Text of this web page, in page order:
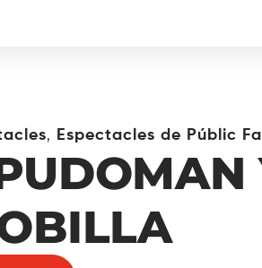
, Espectacles de Públic